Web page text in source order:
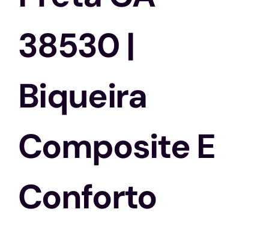
Contato
38530 |
Biqueira
Composite E
Conforto